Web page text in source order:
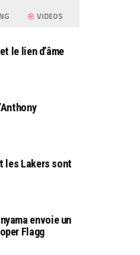
VIDEOS
le lien d’âme
les Lakers sont
envoie un
Flagg